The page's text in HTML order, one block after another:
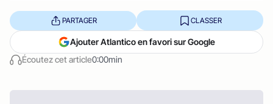
Écoutez cet article0:00min
PARTAGER CLASSER
Ajouter Atlantico en favori sur Google